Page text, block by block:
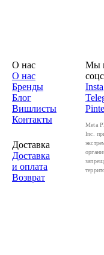
О нас
О нас
Бренды
Блог
Вишлисты
Контакты
Доставка
Доставка
и оплата
Возврат
Мы
Meta
Inc.